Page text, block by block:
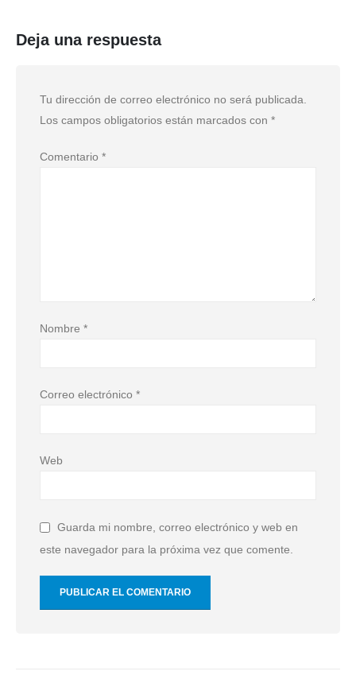
Deja una respuesta
Tu dirección de correo electrónico no será publicada.
Los campos obligatorios están marcados con *
Comentario *
Nombre *
Correo electrónico *
Web
Guarda mi nombre, correo electrónico y web en
este navegador para la próxima vez que comente.